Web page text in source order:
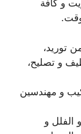
و كافة
توريد،
و تصليح،
و مهندسين
الفلل و